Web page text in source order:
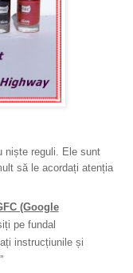
niște reguli. Ele sunt
să le acordați atenția
(Google
pe fundal
instrucțiunile și